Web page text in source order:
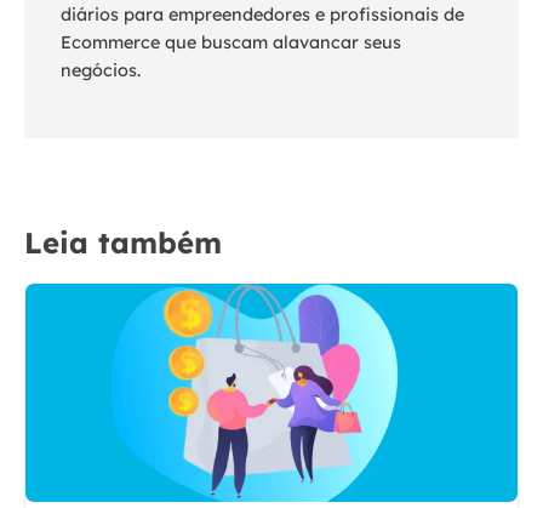
diários para empreendedores e profissionais de
Ecommerce que buscam alavancar seus
negócios.
Leia também